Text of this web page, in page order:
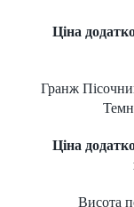
Ціна
Гранж
Ціна
Висота